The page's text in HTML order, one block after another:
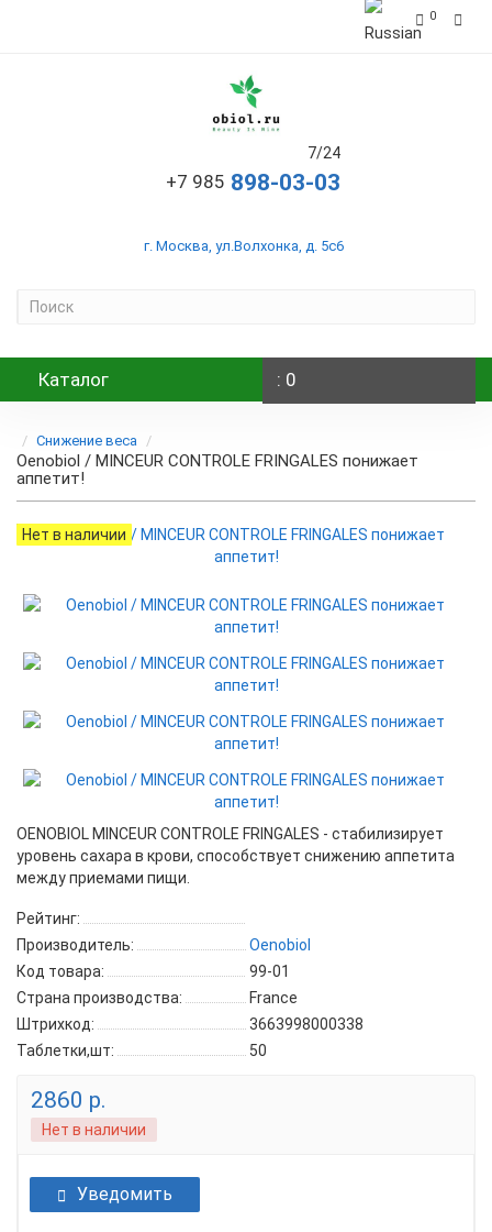
0
7/24
+7 985
г. Москва, ул.Волхонка, д. 5с6
Каталог : 0
Снижение веса
Oenobiol / MINCEUR CONTROLE FRINGALES понижает
аппетит!
Нет в наличии
OENOBIOL MINCEUR CONTROLE FRINGALES - стабилизирует
уровень сахара в крови, способствует снижению аппетита
между приемами пищи.
Рейтинг:
Производитель:
Oenobiol
Код товара:
99-01
Страна производства:
France
Штрихкод:
3663998000338
Таблетки,шт:
50
2860 р.
Нет в наличии
Уведомить